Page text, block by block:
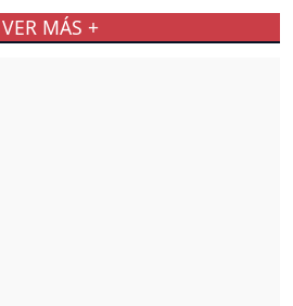
VER MÁS +